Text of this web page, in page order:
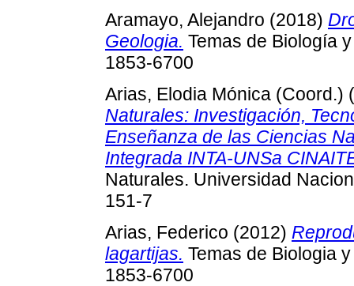
Aramayo, Alejandro (2018)
Geologia. Temas de Biología
1853-6700
Arias, Elodia Mónica (Coord.)
Naturales: Investigación,
Enseñanza de las Ciencias
Integrada INTA-UNSa
Naturales. Universidad
151-7
Arias, Federico (2012)
lagartijas. Temas de Biologia
1853-6700